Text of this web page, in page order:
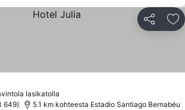
Jaa
lasikatolla
649 5.1 km kohteesta Estadio Santiago Bernabéu